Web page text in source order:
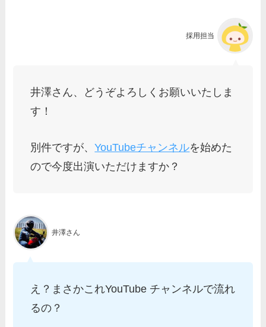
採用担当
井澤さん、どうぞよろしくお願いいたしま
す！
別件ですが、YouTubeチャンネルを始めた
ので今度出演いただけますか？
井澤さん
え？まさかこれYouTube チャンネルで流れ
るの？